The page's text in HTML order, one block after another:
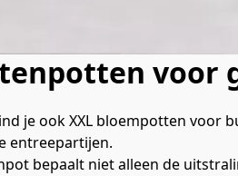
voor
je ook XXL bloempotten
entreepartijen.
bepaalt niet alleen de